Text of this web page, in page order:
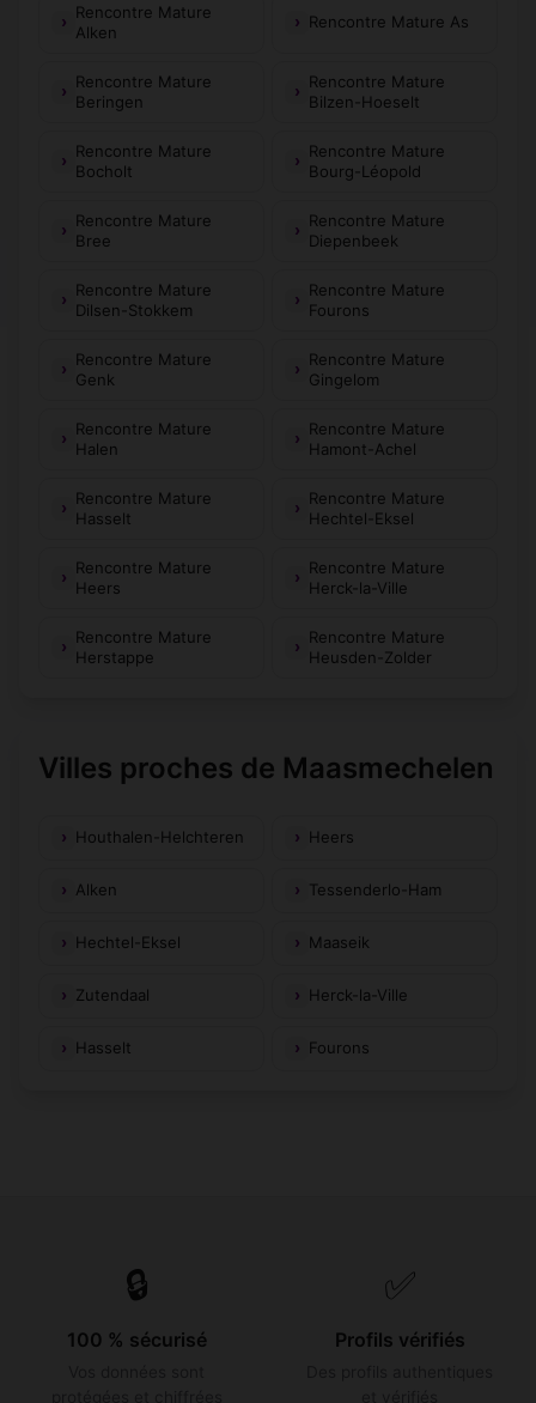
Rencontre Mature
Alken
Rencontre Mature As
Rencontre Mature
Beringen
Rencontre Mature
Bilzen-Hoeselt
Rencontre Mature
Bocholt
Rencontre Mature
Bourg-Léopold
Rencontre Mature
Bree
Rencontre Mature
Diepenbeek
Rencontre Mature
Dilsen-Stokkem
Rencontre Mature
Fourons
Rencontre Mature
Genk
Rencontre Mature
Gingelom
Rencontre Mature
Halen
Rencontre Mature
Hamont-Achel
Rencontre Mature
Hasselt
Rencontre Mature
Hechtel-Eksel
Rencontre Mature
Heers
Rencontre Mature
Herck-la-Ville
Rencontre Mature
Herstappe
Rencontre Mature
Heusden-Zolder
Villes proches de Maasmechelen
Houthalen-Helchteren Heers
Alken Tessenderlo-Ham
Hechtel-Eksel Maaseik
Zutendaal Herck-la-Ville
Hasselt Fourons
🔒
100 % sécurisé
✅
Profils vérifiés